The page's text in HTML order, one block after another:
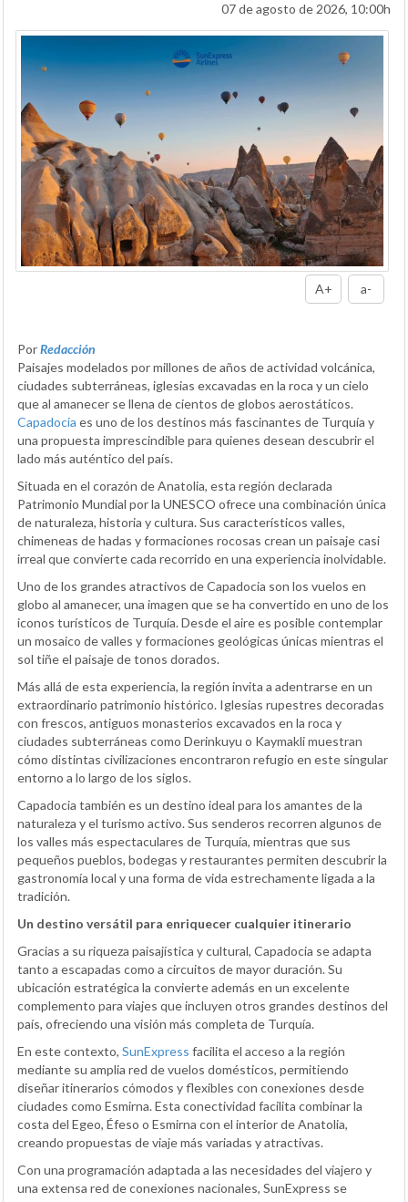
07 de agosto de 2026, 10:00h
A+ a-
PorRedacción
Paisajes modelados por millones de años de actividad volcánica,
ciudades subterráneas, iglesias excavadas en la roca y un cielo
que al amanecer se llena de cientos de globos aerostáticos.
Capadocia es uno de los destinos más fascinantes de Turquía y
una propuesta imprescindible para quienes desean descubrir el
lado más auténtico del país.
Situada en el corazón de Anatolia, esta región declarada
Patrimonio Mundial por la UNESCO ofrece una combinación única
de naturaleza, historia y cultura. Sus característicos valles,
chimeneas de hadas y formaciones rocosas crean un paisaje casi
irreal que convierte cada recorrido en una experiencia inolvidable.
Uno de los grandes atractivos de Capadocia son los vuelos en
globo al amanecer, una imagen que se ha convertido en uno de los
iconos turísticos de Turquía. Desde el aire es posible contemplar
un mosaico de valles y formaciones geológicas únicas mientras el
sol tiñe el paisaje de tonos dorados.
Más allá de esta experiencia, la región invita a adentrarse en un
extraordinario patrimonio histórico. Iglesias rupestres decoradas
con frescos, antiguos monasterios excavados en la roca y
ciudades subterráneas como Derinkuyu o Kaymakli muestran
cómo distintas civilizaciones encontraron refugio en este singular
entorno a lo largo de los siglos.
Capadocia también es un destino ideal para los amantes de la
naturaleza y el turismo activo. Sus senderos recorren algunos de
los valles más espectaculares de Turquía, mientras que sus
pequeños pueblos, bodegas y restaurantes permiten descubrir la
gastronomía local y una forma de vida estrechamente ligada a la
tradición.
Un destino versátil para enriquecer cualquier itinerario
Gracias a su riqueza paisajística y cultural, Capadocia se adapta
tanto a escapadas como a circuitos de mayor duración. Su
ubicación estratégica la convierte además en un excelente
complemento para viajes que incluyen otros grandes destinos del
país, ofreciendo una visión más completa de Turquía.
En este contexto, SunExpress facilita el acceso a la región
mediante su amplia red de vuelos domésticos, permitiendo
diseñar itinerarios cómodos y flexibles con conexiones desde
ciudades como Esmirna. Esta conectividad facilita combinar la
costa del Egeo, Éfeso o Esmirna con el interior de Anatolia,
creando propuestas de viaje más variadas y atractivas.
Con una programación adaptada a las necesidades del viajero y
una extensa red de conexiones nacionales, SunExpress se